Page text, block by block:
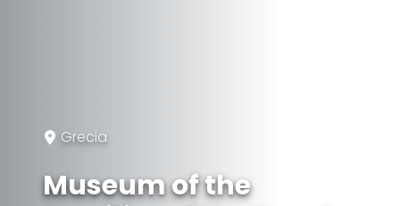
Grecia
Museum of the